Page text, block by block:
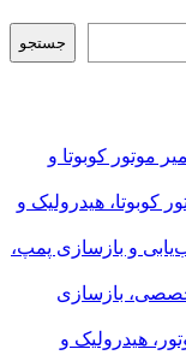
جستجو
موتور کوبوتا و
کوبوتا، هیدرولیک و
و بازسازی پمپ،
بازسازی
هیدرولیک و